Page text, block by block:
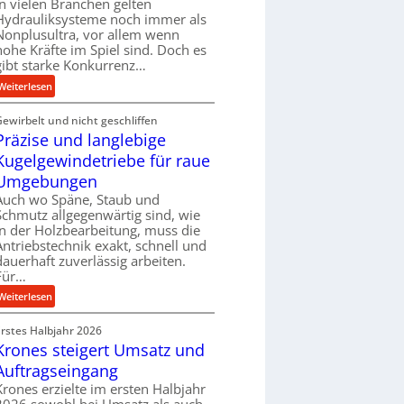
e
r
f
o
r
m
c
e
b
e
i
m
D
r
ü
c
p
r
o
z
vielen Branchen gelten
noch immer als
vor allem wenn
Kräfte im Spiel sind. Doch es
starke Konkurrenz…
:
K
u
g
l
g
e
w
i
n
e
t
r
e
b
u
und nicht geschliffen
und langlebige
für raue
wo Späne, Staub und
allgegenwärtig sind, wie
der Holzbearbeitung, muss die
exakt, schnell und
zuverlässig arbeiten.
:
P
r
ä
i
s
Halbjahr 2026
steigert Umsatz und
erzielte im ersten Halbjahr